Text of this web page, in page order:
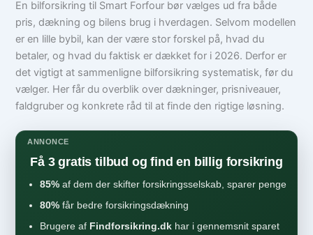
En bilforsikring til Smart Forfour bør vælges ud fra både
pris, dækning og bilens brug i hverdagen. Selvom modellen
er en lille bybil, kan der være stor forskel på, hvad du
betaler, og hvad du faktisk er dækket for i 2026. Derfor er
det vigtigt at sammenligne bilforsikring systematisk, før du
vælger. Her får du overblik over dækninger, prisniveauer,
faldgruber og konkrete råd til at finde den rigtige løsning.
ANNONCE
Få 3 gratis tilbud og find en billig forsikring
85% af dem der skifter forsikringsselskab, sparer penge
80% får bedre forsikringsdækning
Brugere af Findforsikring.dk har i gennemsnit sparet